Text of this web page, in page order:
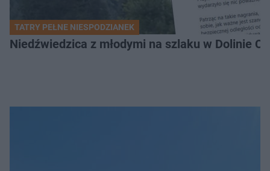
TATRY PEŁNE NIESPODZIANEK
Niedźwiedzica z młodymi na szlaku w Dolinie